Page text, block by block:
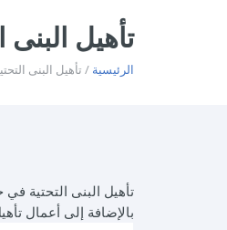
تأهيل
الرئيسية / تأهيل البنى
تأهيل البنى التحتية
بالإضافة إلى أعمال